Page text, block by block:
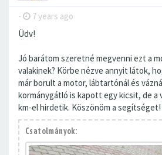
- 7 years ago
Üdv!
Jó barátom szeretné megvenni ezt a
valakinek? Körbe nézve annyit látok,
már borult a motor, lábtartónál és
kormánygátló is kapott egy kicsit, de a
km-el hirdetik. Köszönöm a segítséget!
Csatolmányok: